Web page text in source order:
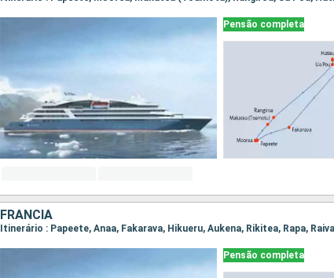
Pensão completa
FRANCIA
Itinerário : Papeete, Anaa, Fakarava, Hikueru, Aukena, Rikitea, Rapa,
Pensão completa